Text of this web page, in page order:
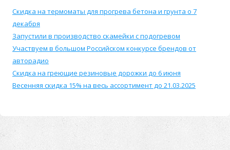
Скидка на термоматы для прогрева бетона и грунта о 7
декабря
Запустили в производство скамейки с подогревом
Участвуем в большом Российском конкурсе брендов от
авторадио
Скидка на греющие резиновые дорожки до 6 июня
Весенняя скидка 15% на весь ассортимент до 21.03.2025